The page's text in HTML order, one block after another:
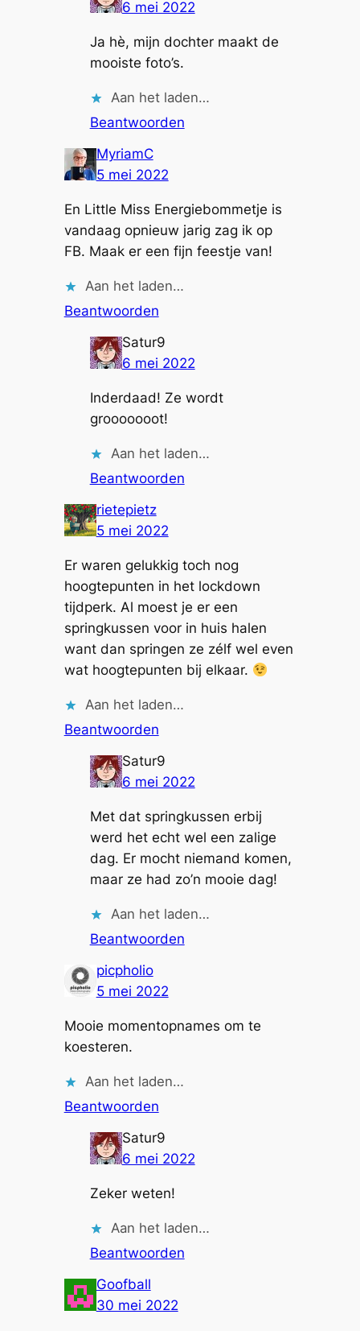
6 mei 2022
Ja hè, mijn dochter maakt de
mooiste foto’s.
Aan het laden…
Beantwoorden
MyriamC
5 mei 2022
En Little Miss Energiebommetje is
vandaag opnieuw jarig zag ik op
FB. Maak er een fijn feestje van!
Aan het laden…
Beantwoorden
Satur9
6 mei 2022
Inderdaad! Ze wordt
grooooooot!
Aan het laden…
Beantwoorden
rietepietz
5 mei 2022
Er waren gelukkig toch nog
hoogtepunten in het lockdown
tijdperk. Al moest je er een
springkussen voor in huis halen
want dan springen ze zélf wel even
wat hoogtepunten bij elkaar.
Aan het laden…
Beantwoorden
Satur9
6 mei 2022
Met dat springkussen erbij
werd het echt wel een zalige
dag. Er mocht niemand komen,
maar ze had zo’n mooie dag!
Aan het laden…
Beantwoorden
picpholio
5 mei 2022
Mooie momentopnames om te
koesteren.
Aan het laden…
Beantwoorden
Satur9
6 mei 2022
Zeker weten!
Aan het laden…
Beantwoorden
Goofball
30 mei 2022